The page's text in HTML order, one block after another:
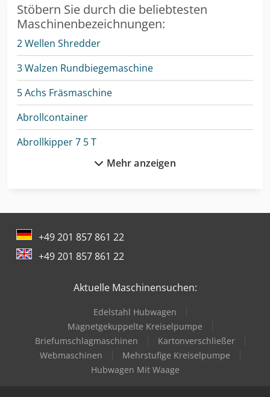
Stöbern Sie durch die beliebtesten
Maschinenbezeichnungen:
2 Wellen Shredder
3 Walzen Rundbiegemaschine
5 Achs Fräsmaschine
Abrollcontainer
Abrollkipper 7 5 T
Anhänger Arbeitsbühne
Betonmischer
Bundeswehr
Cnc-Gravier- Und Fräsmaschine
Drahtricht- Und Abschneidemaschine
Elektro Hubwagen
Feuerwehr
Gabelstapler Diesel
Mehr anzeigen
+49 201 857 861 22
+49 201 857 861 22
Aktuelle Maschinensuchen:
Edelstahl Hubwagen
Magnetgekuppelte Kreiselpumpe
Briefumschlagmaschinen
Kartonverschließer
Webmaschinen
Mehrstufige Kreiselpumpe
Hubwagen Mit Waage